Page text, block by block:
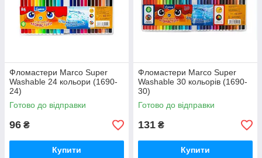
Фломастери Marco Super
Washable 24 кольори (1690-
24)
Готово до відправки
96 ₴
Купити
Фломастери Marco Super
Washable 30 кольорів (1690-
30)
Готово до відправки
131 ₴
Купити